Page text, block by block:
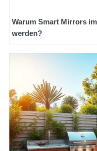
Warum Smart Mirrors
werden?